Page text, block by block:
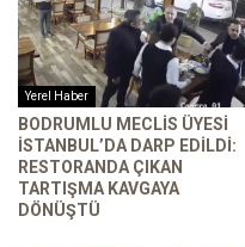
Yerel Haber
BODRUMLU MECLIS ÜYESI
İSTANBUL’DA DARP EDILDI:
RESTORANDA ÇIKAN
TARTIŞMA KAVGAYA
DÖNÜŞTÜ